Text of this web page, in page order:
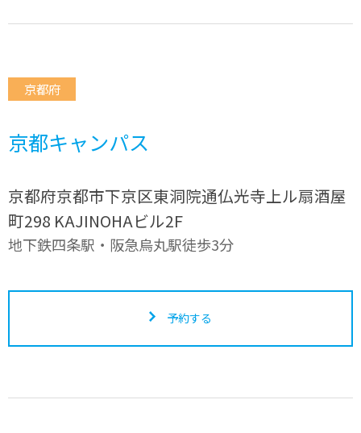
京都府
京都キャンパス
京都府京都市下京区東洞院通仏光寺上ル扇酒屋
町298 KAJINOHAビル2F
地下鉄四条駅・阪急烏丸駅徒歩3分
予約する